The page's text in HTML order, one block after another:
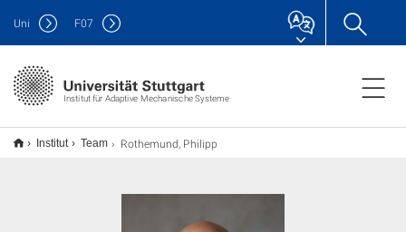
Institut für Adaptive Mechanische Systeme
Uni F07
Institut Team Rothemund, Philipp